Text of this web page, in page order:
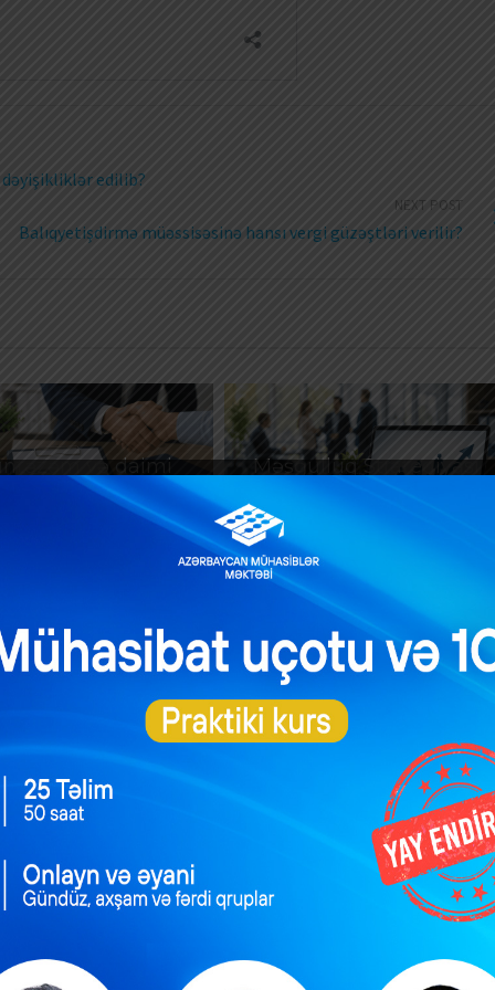
edilib?
NEXT POST
Balıqyetişdirmə müəssisəsinə hansı vergi güzəştləri verilir?
və daimi
xidmətlərin
Məşğulluq Strategiyası
bazarında yeni hədəflər